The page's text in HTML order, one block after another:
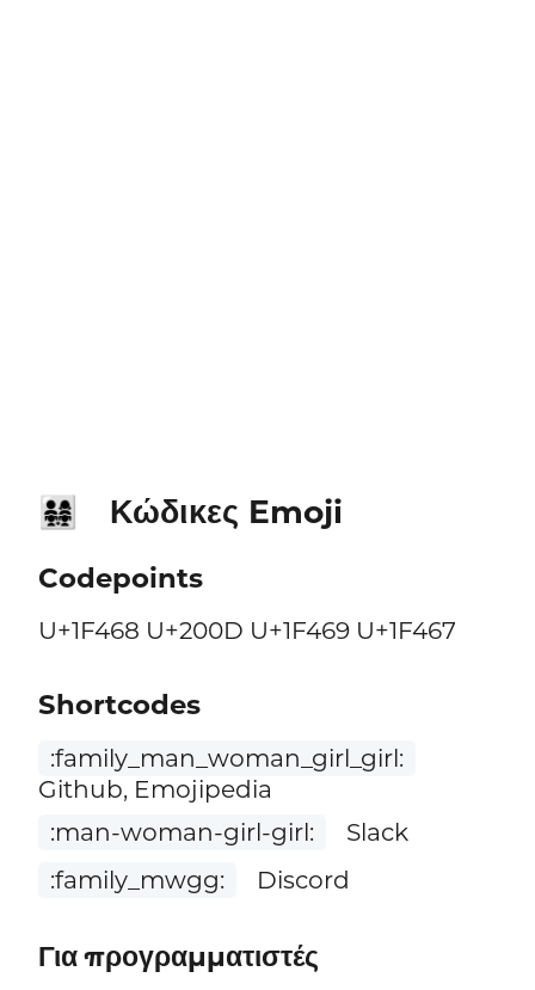
👨‍👩‍👧‍👧 Κώδικες Emoji
Codepoints
U+1F468 U+200D U+1F469 U+1F467
Shortcodes
:family_man_woman_girl_girl:
Github, Emojipedia
:man-woman-girl-girl:
Slack
:family_mwgg:
Discord
Για προγραμματιστές